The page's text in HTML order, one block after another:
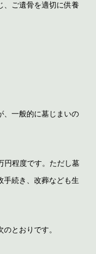
、ご遺骨を適切に供養
、一般的に墓じまいの
円程度です。ただし墓
手続き、改葬なども生
とおりです。